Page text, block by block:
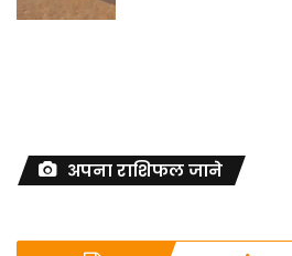
अपना राशिफल जाने